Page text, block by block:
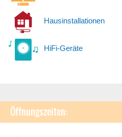
Hausinstallationen
HiFi-Geräte
Öffnungszeiten: